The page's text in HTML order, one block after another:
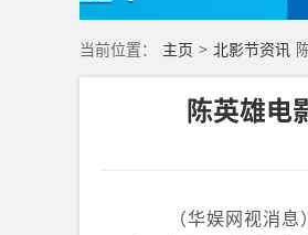
当前位置： 主页 > 北影节资讯
陈英雄电
（华娱网视消